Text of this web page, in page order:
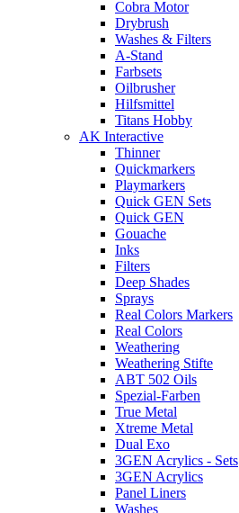
Cobra Motor
Drybrush
Washes & Filters
A-Stand
Farbsets
Oilbrusher
Hilfsmittel
Titans Hobby
AK Interactive
Thinner
Quickmarkers
Playmarkers
Quick GEN Sets
Quick GEN
Gouache
Inks
Filters
Deep Shades
Sprays
Real Colors Markers
Real Colors
Weathering
Weathering Stifte
ABT 502 Oils
Spezial-Farben
True Metal
Xtreme Metal
Dual Exo
3GEN Acrylics - Sets
3GEN Acrylics
Panel Liners
Washes